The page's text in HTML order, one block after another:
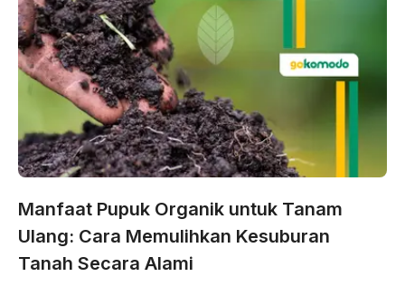
Manfaat Pupuk Organik untuk Tanam
Ulang: Cara Memulihkan Kesuburan
Tanah Secara Alami